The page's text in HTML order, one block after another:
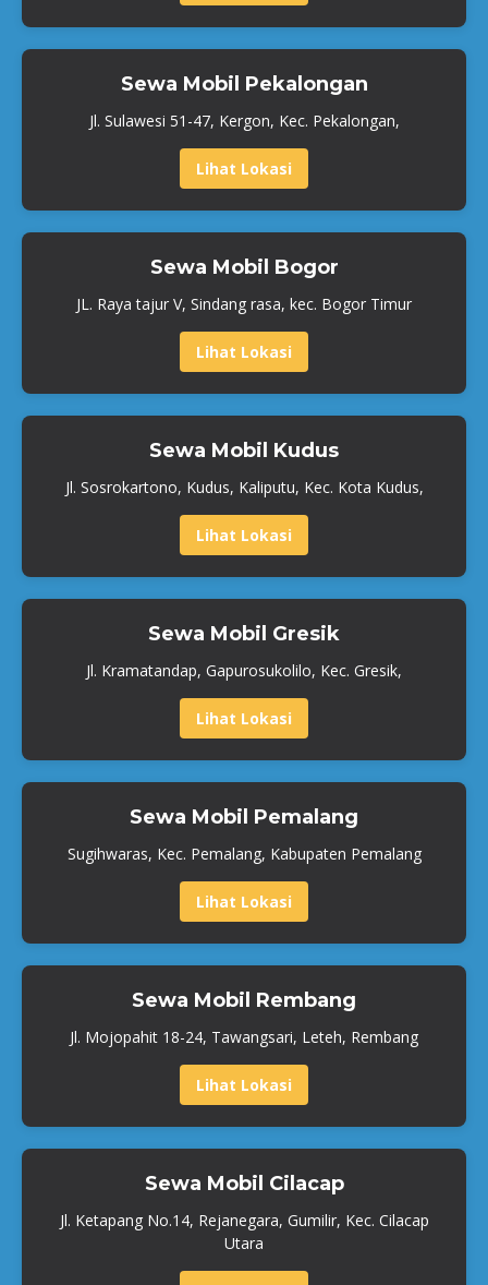
Sewa Mobil Pekalongan
Jl. Sulawesi 51-47, Kergon, Kec. Pekalongan,
Lihat Lokasi
Sewa Mobil Bogor
JL. Raya tajur V, Sindang rasa, kec. Bogor Timur
Lihat Lokasi
Sewa Mobil Kudus
Jl. Sosrokartono, Kudus, Kaliputu, Kec. Kota Kudus,
Lihat Lokasi
Sewa Mobil Gresik
Jl. Kramatandap, Gapurosukolilo, Kec. Gresik,
Lihat Lokasi
Sewa Mobil Pemalang
Sugihwaras, Kec. Pemalang, Kabupaten Pemalang
Lihat Lokasi
Sewa Mobil Rembang
Jl. Mojopahit 18-24, Tawangsari, Leteh, Rembang
Lihat Lokasi
Sewa Mobil Cilacap
Jl. Ketapang No.14, Rejanegara, Gumilir, Kec. Cilacap
Utara